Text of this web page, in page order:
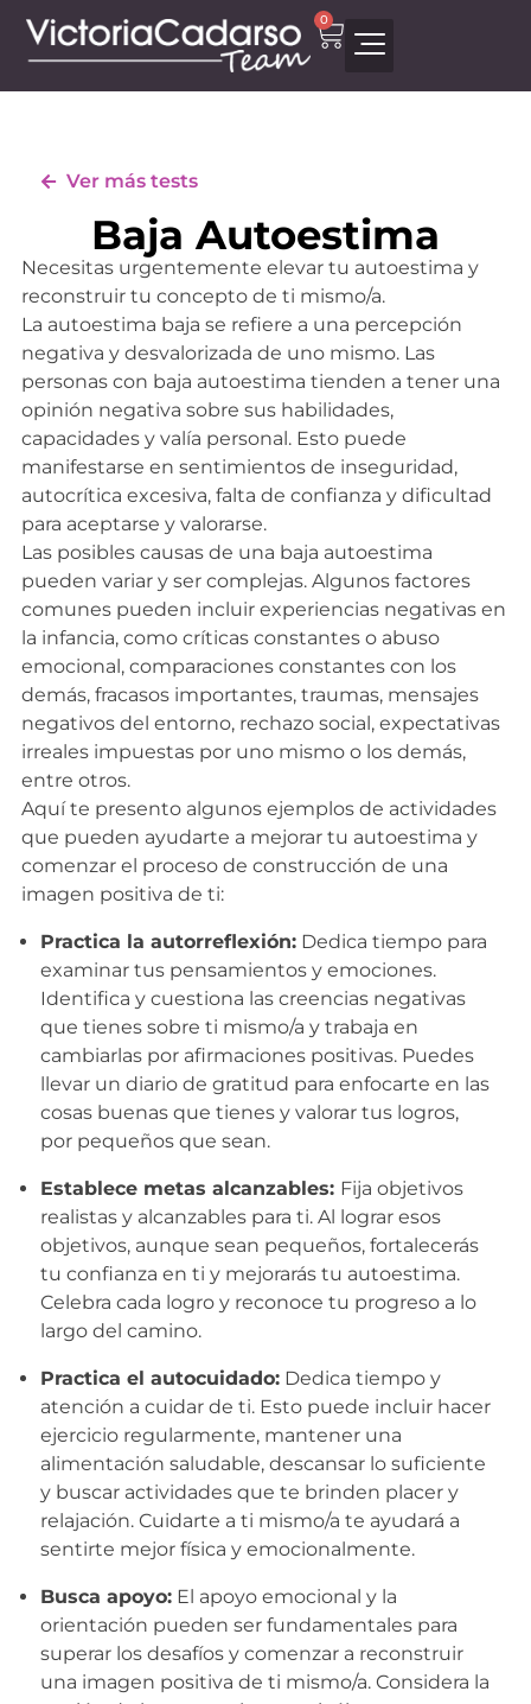
0
Ver más tests
Baja Autoestima
Necesitas urgentemente elevar tu autoestima y
reconstruir tu concepto de ti mismo/a.
La autoestima baja se refiere a una percepción
negativa y desvalorizada de uno mismo. Las
personas con baja autoestima tienden a tener una
opinión negativa sobre sus habilidades,
capacidades y valía personal. Esto puede
manifestarse en sentimientos de inseguridad,
autocrítica excesiva, falta de confianza y dificultad
para aceptarse y valorarse.
Las posibles causas de una baja autoestima
pueden variar y ser complejas. Algunos factores
comunes pueden incluir experiencias negativas en
la infancia, como críticas constantes o abuso
emocional, comparaciones constantes con los
demás, fracasos importantes, traumas, mensajes
negativos del entorno, rechazo social, expectativas
irreales impuestas por uno mismo o los demás,
entre otros.
Aquí te presento algunos ejemplos de actividades
que pueden ayudarte a mejorar tu autoestima y
comenzar el proceso de construcción de una
imagen positiva de ti:
Practica la autorreflexión:Dedica tiempo para
examinar tus pensamientos y emociones.
Identifica y cuestiona las creencias negativas
que tienes sobre ti mismo/a y trabaja en
cambiarlas por afirmaciones positivas. Puedes
llevar un diario de gratitud para enfocarte en las
cosas buenas que tienes y valorar tus logros,
por pequeños que sean.
Establece metas alcanzables: Fija objetivos
realistas y alcanzables para ti. Al lograr esos
objetivos, aunque sean pequeños, fortalecerás
tu confianza en ti y mejorarás tu autoestima.
Celebra cada logro y reconoce tu progreso a lo
largo del camino.
Practica el autocuidado:Dedica tiempo y
atención a cuidar de ti. Esto puede incluir hacer
ejercicio regularmente, mantener una
alimentación saludable, descansar lo suficiente
y buscar actividades que te brinden placer y
relajación. Cuidarte a ti mismo/a te ayudará a
sentirte mejor física y emocionalmente.
Busca apoyo:El apoyo emocional y la
orientación pueden ser fundamentales para
superar los desafíos y comenzar a reconstruir
una imagen positiva de ti mismo/a. Considera la